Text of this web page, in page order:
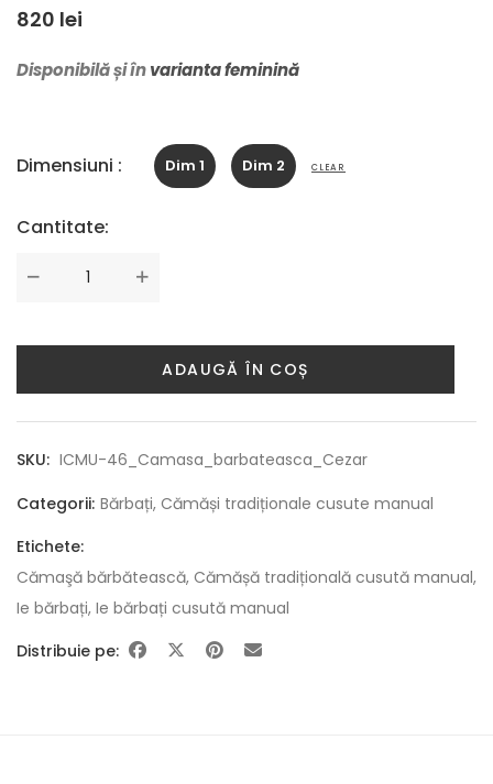
820 lei
Disponibilă și învarianta feminină
Dimensiuni : Dim 1 Dim 2 CLEAR
Cantitate:
Cantitate
ADAUGĂ ÎN COȘ
SKU: ICMU-46_Camasa_barbateasca_Cezar
Categorii: Bărbați, Cămăși tradiționale cusute manual
Etichete:
Cămaşă bărbătească, Cămășă tradițională cusută manual,
Ie bărbați, Ie bărbați cusută manual
Distribuie pe: